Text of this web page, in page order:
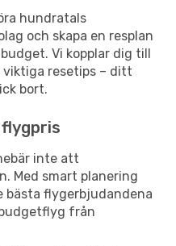
hundratals
och skapa en resplan
Vi kopplar dig till
viktiga resetips – ditt
bort.
inte att
Med smart planering
bästa flygerbjudandena
från